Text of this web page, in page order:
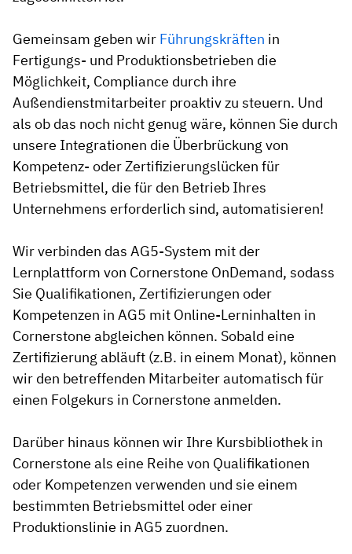
Gemeinsam geben wir Führungskräften in
Fertigungs- und Produktionsbetrieben die
Möglichkeit, Compliance durch ihre
Außendienstmitarbeiter proaktiv zu steuern. Und
als ob das noch nicht genug wäre, können Sie durch
unsere Integrationen die Überbrückung von
Kompetenz- oder Zertifizierungslücken für
Betriebsmittel, die für den Betrieb Ihres
Unternehmens erforderlich sind, automatisieren!
Wir verbinden das AG5-System mit der
Lernplattform von Cornerstone OnDemand, sodass
Sie Qualifikationen, Zertifizierungen oder
Kompetenzen in AG5 mit Online-Lerninhalten in
Cornerstone abgleichen können. Sobald eine
Zertifizierung abläuft (z.B. in einem Monat), können
wir den betreffenden Mitarbeiter automatisch für
einen Folgekurs in Cornerstone anmelden.
Darüber hinaus können wir Ihre Kursbibliothek in
Cornerstone als eine Reihe von Qualifikationen
oder Kompetenzen verwenden und sie einem
bestimmten Betriebsmittel oder einer
Produktionslinie in AG5 zuordnen.